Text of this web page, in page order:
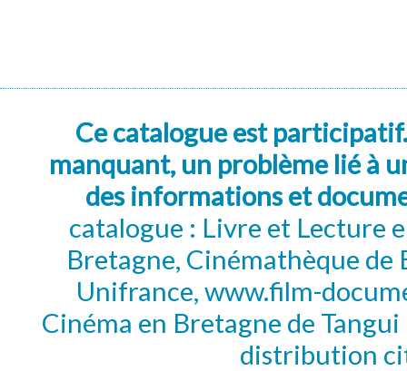
Ce catalogue est
manquant, un problème lié à
des informations et
catalogue : Livre et Lecture
Bretagne, Cinémathèque de
Unifrance, www.film-
Cinéma en Bretagne de
distribution